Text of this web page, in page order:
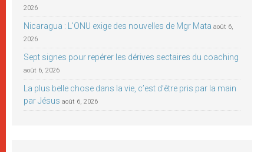
2026
Nicaragua : L’ONU exige des nouvelles de Mgr Mata août 6,
2026
Sept signes pour repérer les dérives sectaires du coaching
août 6, 2026
La plus belle chose dans la vie, c’est d’être pris par la main
par Jésus août 6, 2026